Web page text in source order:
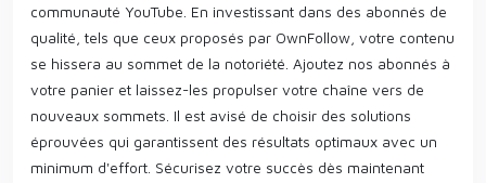
communauté YouTube. En investissant dans des abonnés de
qualité, tels que ceux proposés par OwnFollow, votre contenu
se hissera au sommet de la notoriété. Ajoutez nos abonnés à
votre panier et laissez-les propulser votre chaîne vers de
nouveaux sommets. Il est avisé de choisir des solutions
éprouvées qui garantissent des résultats optimaux avec un
minimum d'effort. Sécurisez votre succès dès maintenant